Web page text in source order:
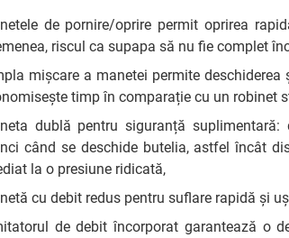
de pornire/oprire permit oprirea
riscul ca supapa să nu fie complet
mișcare a manetei permite
timp în comparație cu un robinet
dublă pentru siguranță
când se deschide butelia, astfel încât
la o presiune ridicată,
cu debit redus pentru suflare rapidă și
de debit încorporat garantează o